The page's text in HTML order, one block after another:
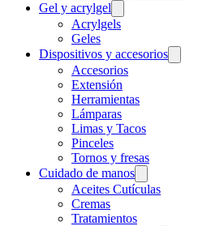
Gel y acrylgel
Acrylgels
Geles
Dispositivos y accesorios
Accesorios
Extensión
Herramientas
Lámparas
Limas y Tacos
Pinceles
Tornos y fresas
Cuidado de manos
Aceites Cutículas
Cremas
Tratamientos